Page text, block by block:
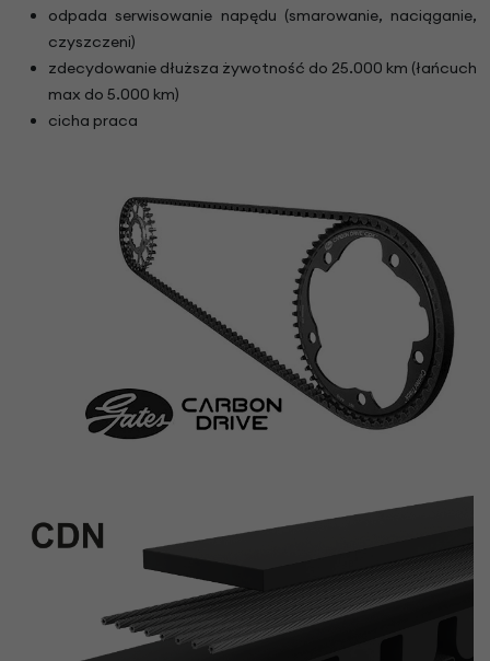
odpada serwisowanie napędu (smarowanie, naciąganie,
czyszczeni)
zdecydowanie dłuższa żywotność do 25.000 km (łańcuch
max do 5.000 km)
cicha praca